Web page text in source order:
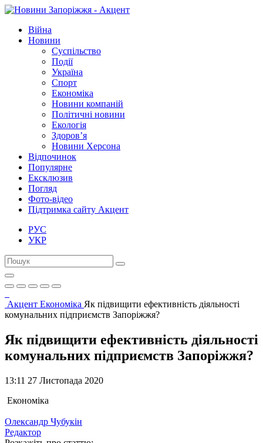
Війна
Новини
Суспільство
Події
Україна
Спорт
Економіка
Новини компаній
Політичні новини
Екологія
Здоров’я
Новини Херсона
Відпочинок
Популярне
Ексклюзив
Погляд
Фото-відео
Підтримка сайту Акцент
РУС
УКР
Акцент Економіка Як підвищити ефективність діяльності
комунальних підприємств Запоріжжя?
Як підвищити ефективність діяльності
комунальних підприємств Запоріжжя?
13:11 27 Листопада 2020
Економіка
Олександр Чубукін
Редактор